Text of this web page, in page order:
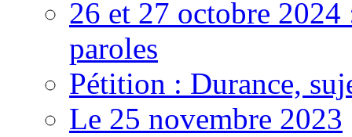
26 et 27 octobre 2024
paroles
Pétition : Durance,
Le 25 novembre 2023